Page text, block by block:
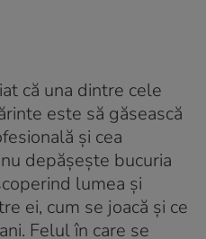
că una dintre cele
este să găsească
și cea
depășește bucuria
lumea și
ei, cum se joacă și ce
Felul în care se